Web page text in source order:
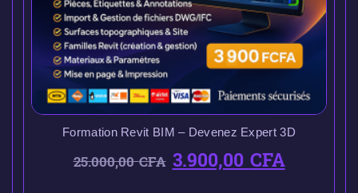
Formation Revit BIM – Devenez Expert 3D
25.000,00CFA 3.900,00CFA